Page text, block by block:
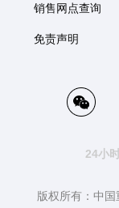
销售网点查询
免责声明
24小
版权所有：中